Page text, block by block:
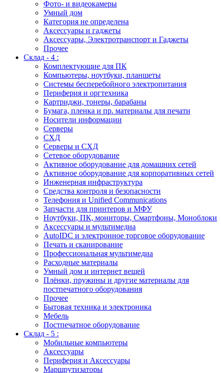
Фото- и видеокамеры
Умный дом
Категория не определена
Аксессуары и гаджеты
Аксессуары, Электротранспорт и Гаджеты
Прочее
Склад - 4 :
Комплектующие для ПК
Компьютеры, ноутбуки, планшеты
Системы бесперебойного электропитания
Периферия и оргтехника
Картриджи, тонеры, барабаны
Бумага, пленка и пр. материалы для печати
Носители информации
Серверы
СХД
Серверы и СХД
Сетевое оборудование
Активное оборудование для домашних сетей
Активное оборудование для корпоративных сетей
Инженерная инфраструктура
Средства контроля и безопасности
Телефония и Unified Communications
Запчасти для принтеров и МФУ
Ноутбуки, ПК, мониторы, Смартфоны, Моноблоки
Аксессуары и мультимедиа
AutoIDC и электронное торговое оборудование
Печать и сканирование
Профессиональная мультимедиа
Расходные материалы
Умный дом и интернет вещей
Плёнки, пружины и другие материалы для
постпечатного оборудования
Прочее
Бытовая техника и электроника
Мебель
Постпечатное оборудование
Склад - 5 :
Мобильные компьютеры
Аксессуары
Периферия и Аксессуары
Маршрутизаторы